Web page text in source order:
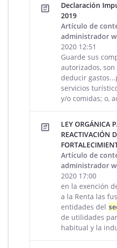
Declaración
2019
Artículo de
administrador
2020 12:51
Guarde sus
autorizados,
deducir
servicios
y/o comidas; o,
LEY ORGÁNICA
REACTIVACIÓN
Artículo de
administrador
2020 17:00
en la exención
a la Renta las
entidades del
de utilidades
habitual y la